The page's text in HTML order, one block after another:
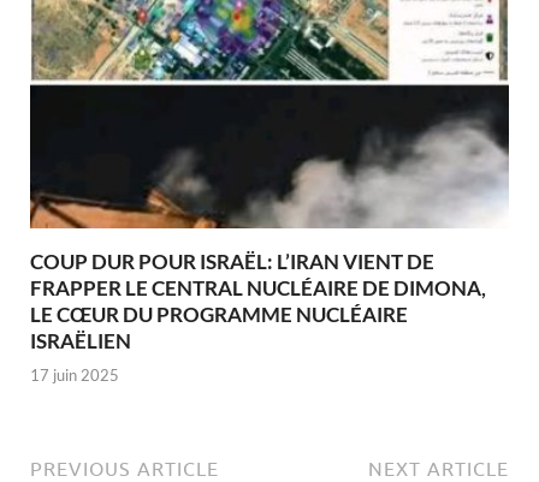
COUP DUR POUR ISRAËL: L’IRAN VIENT DE
FRAPPER LE CENTRAL NUCLÉAIRE DE DIMONA,
LE CŒUR DU PROGRAMME NUCLÉAIRE
ISRAËLIEN
17 juin 2025
PREVIOUS ARTICLE NEXT ARTICLE